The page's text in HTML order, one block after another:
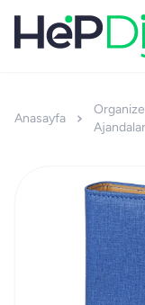
Anasayfa
Ajandalar